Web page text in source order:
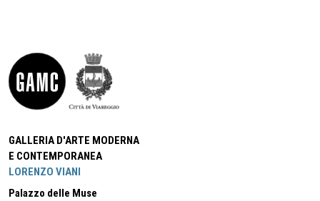
GALLERIA D'ARTE MODERNA
E CONTEMPORANEA
LORENZO VIANI
Palazzo delle Muse